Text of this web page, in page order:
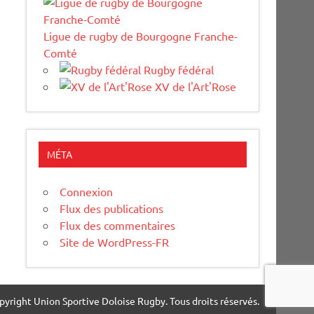
Ligue de rugby de Bourgogne Franche-
Comté
Rugby fédéral
XV de l'Art'Rose
MÉTA
Connexion
Flux des publications
Flux des commentaires
Site de WordPress-FR
Union Sportive Doloise Rugby. Tous droits réservés.